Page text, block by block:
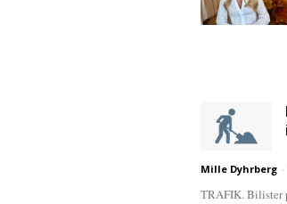
Mille Dyhrberg -
TRAFIK. Bilister